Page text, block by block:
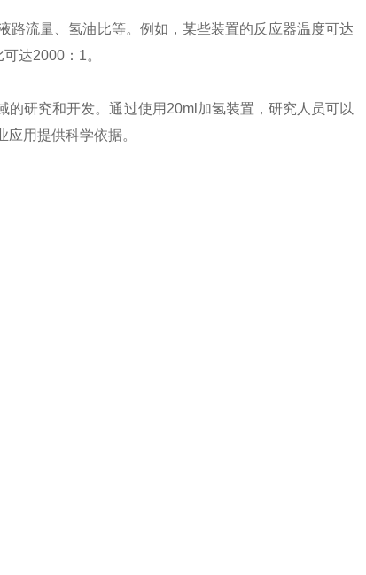
路流量、氢油比等。例如，某些装置的反应器温度可达
达2000：1。
研究和开发。通过使用20ml加氢装置，研究人员可以
用提供科学依据。